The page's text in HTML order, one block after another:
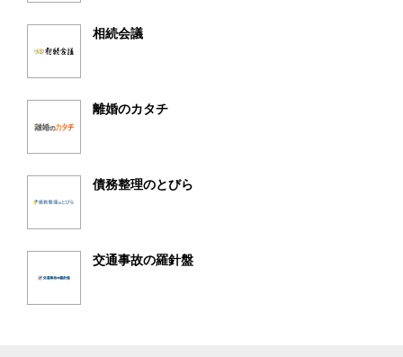
相続会議
離婚のカタチ
債務整理のとびら
交通事故の羅針盤